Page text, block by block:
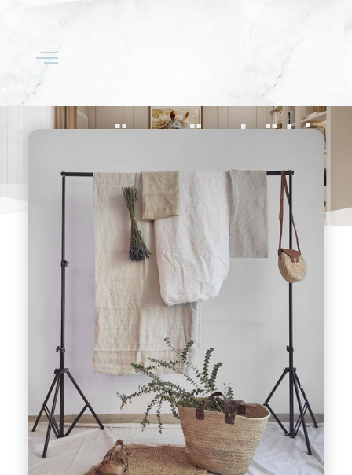
خلق استديو تصوير
منزلي مبتكر